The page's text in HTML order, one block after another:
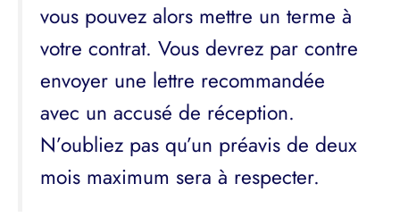
vous pouvez alors mettre un terme à
votre contrat. Vous devrez par contre
envoyer une lettre recommandée
avec un accusé de réception.
N’oubliez pas qu’un préavis de deux
mois maximum sera à respecter.